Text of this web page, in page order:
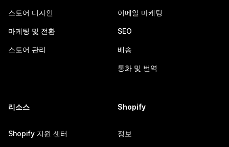
스토어 디자인
마케팅 및 전환
스토어 관리
이메일 마케팅
SEO
배송
통화 및 번역
리소스
Shopify 지원 센터
Shopify
정보